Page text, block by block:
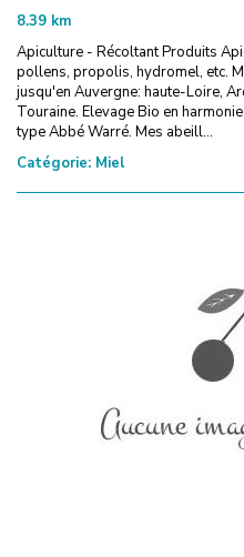
8.39 km
Apiculture - Récoltant Produits
pollens, propolis, hydromel, etc.
jusqu'en Auvergne: haute-Loire,
Touraine. Elevage Bio en
type Abbé Warré. Mes abeill...
Catégorie: Miel